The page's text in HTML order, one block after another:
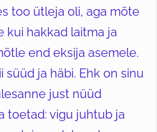
too ütleja oli, aga mõte
kui hakkad laitma ja
end eksija asemele.
süüd ja häbi. Ehk on sinu
just nüüd
toetad: vigu juhtub ja